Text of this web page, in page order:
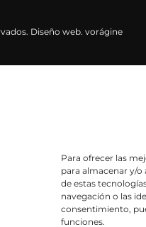
Para ofrecer las
para almacenar y/
de estas
navegación o las
consentimiento,
funciones.
Diseño web. vorágine